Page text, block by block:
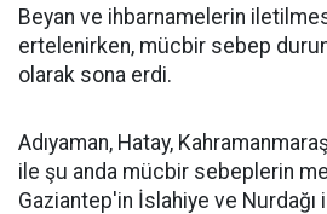
Beyan ve ihbarnamelerin
ertelenirken, mücbir sebep
olarak sona erdi.
Adıyaman, Hatay,
ile şu anda mücbir sebeplerin
Gaziantep'in İslahiye ve